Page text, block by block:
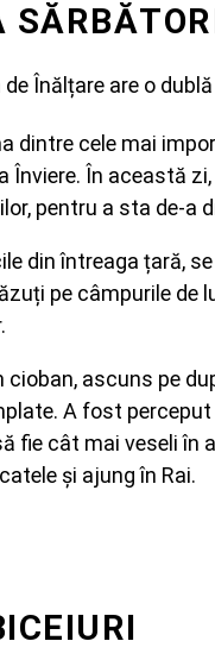
Înălțare are o
dintre cele mai
Înviere. În această
pentru a sta de-a
din întreaga țară,
pe câmpurile de
cioban, ascuns pe
A fost
fie cât mai veseli în
și ajung în Rai.